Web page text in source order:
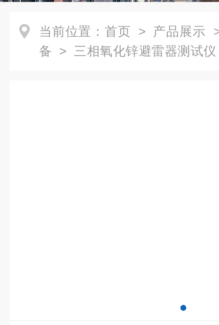
当前位置： 首页 > 产品展示
备 > 三相氧化锌避雷器测试仪